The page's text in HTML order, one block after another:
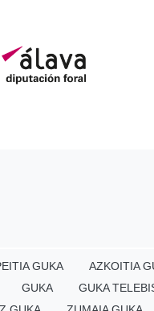
GUKA AZKOITIA
GUKA GUKA